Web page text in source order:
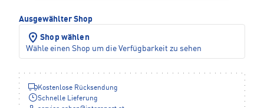
Ausgewählter Shop
Shop wählen
Wähle einen Shop um die Verfügbarkeit zu sehen
Kostenlose Rücksendung
Schnelle Lieferung